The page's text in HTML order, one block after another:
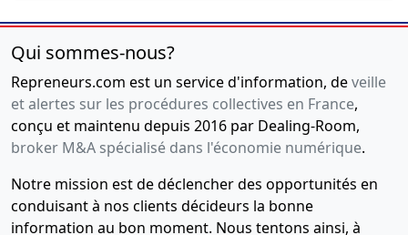
Qui sommes-nous?
Repreneurs.com est un service d'information, deveille
et alertes sur les procédures collectives en France,
conçu et maintenu depuis 2016 par Dealing-Room,
broker M&A spécialisé dans l'économie numérique.
Notre mission est de déclencher des opportunités en
conduisant à nos clients décideurs la bonne
information au bon moment. Nous tentons ainsi, à